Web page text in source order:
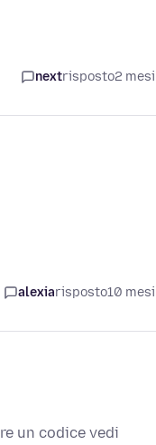
nextrisposto2
alexiarisposto10
un codice vedi